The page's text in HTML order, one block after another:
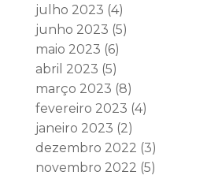
julho 2023 (4)
junho 2023 (5)
maio 2023 (6)
abril 2023 (5)
março 2023 (8)
fevereiro 2023 (4)
janeiro 2023 (2)
dezembro 2022 (3)
novembro 2022 (5)